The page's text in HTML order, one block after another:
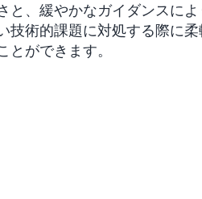
と、緩やかなガイダンスに
技術的課題に対処する際に
とができます。